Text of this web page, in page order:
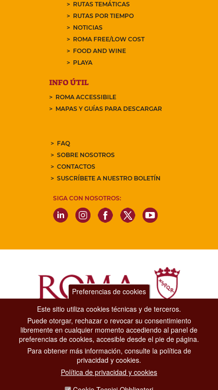
RUTAS TEMÁTICAS
RUTAS POR TIEMPO
NOTICIAS
ROMA FREE/LOW COST
FOOD AND WINE
PLAYA
INFO ÚTIL
ROMA ACCESSIBILE
MAPAS Y GUÍAS PARA DESCARGAR
FAQ
SOBRE NOSOTROS
CONTACTOS
SUSCRÍBETE A NUESTRO BOLETÍN
SIGA CON NOSOTROS:
Dipartimento Grandi Eventi, Sport, Turismo e Moda.
Via di San Basilio, 51
00187 Roma
CONTACT CENTER TEL. 06 06 08
CONTATTA LA REDAZIONE
Preferencias de cookies
Este sitio utiliza cookies técnicas y de terceros.
Puede otorgar, rechazar o revocar su consentimiento
libremente en cualquier momento accediendo al panel de
preferencias de cookies, accesible desde el pie de página.
Para obtener más información, consulte la política de
privacidad y cookies.
Política de privacidad y cookies